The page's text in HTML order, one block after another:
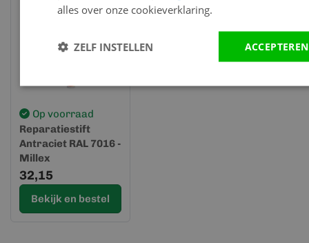
Op voorraad
Reparatiestift
Antraciet RAL 7016 -
Millex
32,15
Bekijk en bestel
alles over onze cookieverklaring.
ACCEPTEREN
ZELF INSTELLEN